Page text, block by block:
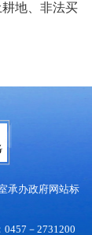
地、非法买
承办政府网站标
0457－2731200